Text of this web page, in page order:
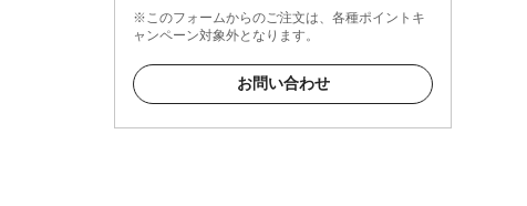
※このフォームからのご注文は、各種ポイントキ
ャンペーン対象外となります。
お問い合わせ